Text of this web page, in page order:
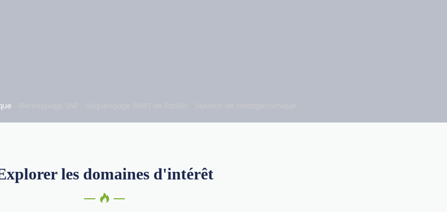
les domaines d'intérêt